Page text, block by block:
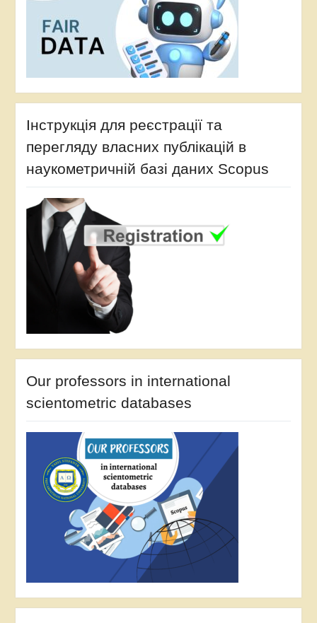
Інструкція для реєстрації та
перегляду власних публікацій в
наукометричній базі даних Scopus
Our professors in international
scientometric databases